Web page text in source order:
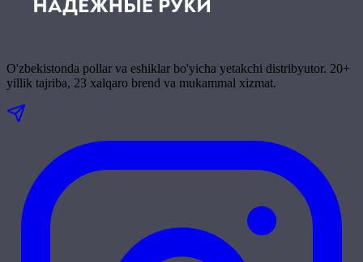
O'zbekistonda pollar va eshiklar bo'yicha yetakchi distribyutor. 20+
yillik tajriba, 23 xalqaro brend va mukammal xizmat.